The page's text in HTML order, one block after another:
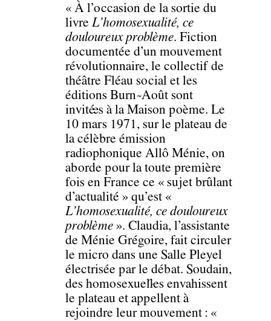
« À l’occasion de la sortie du
livre L’homosexualité, ce
douloureux problème. Fiction
documentée d’un mouvement
révolutionnaire, le collectif de
théâtre Fléau social et les
éditions Burn~Août sont
invité·es à la Maison poème. Le
10 mars 1971, sur le plateau de
la célèbre émission
radiophonique Allô Ménie, on
aborde pour la toute première
fois en France ce « sujet brûlant
d’actualité » qu’est «
L’homosexualité, ce douloureux
problème». Claudia, l’assistante
de Ménie Grégoire, fait circuler
le micro dans une Salle Pleyel
électrisée par le débat. Soudain,
des homosexuel·les envahissent
le plateau et appellent à
rejoindre leur mouvement : «